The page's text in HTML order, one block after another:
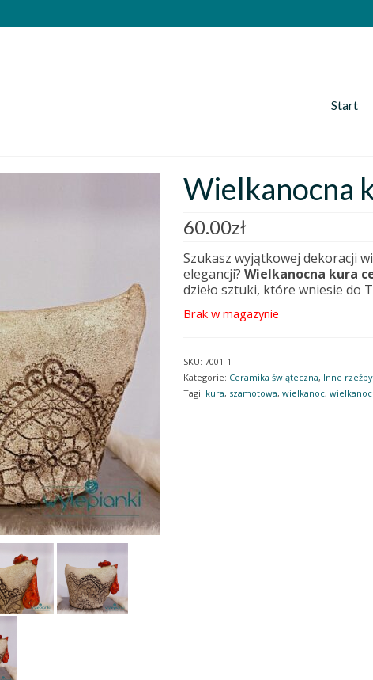
Start
Wielkanocna
60.00zł
Szukasz wyjątkowej dekoracji
elegancji? Wielkanocna kura
dzieło sztuki, które wniesie do
Brak w magazynie
SKU: 7001-1
Kategorie: Ceramika świąteczna, Inne
Tagi: kura, szamotowa, wielkanoc,